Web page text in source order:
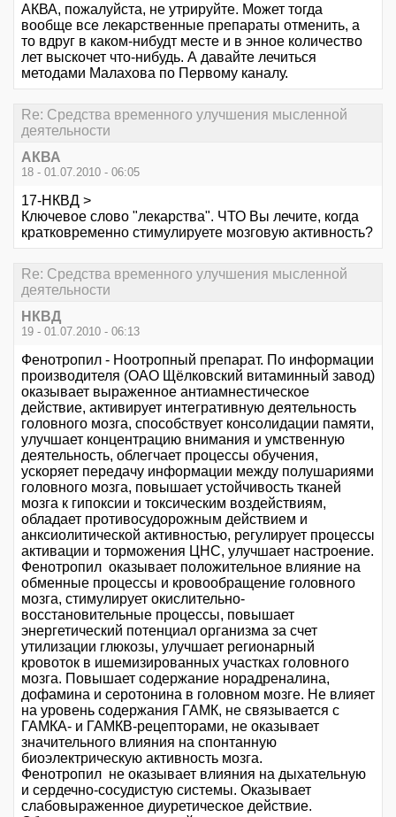
АКВА, пожалуйста, не утрируйте. Может тогда
вообще все лекарственные препараты отменить, а
то вдруг в каком-нибудт месте и в энное количество
лет выскочет что-нибудь. А давайте лечиться
методами Малахова по Первому каналу.
Re: Средства временного улучшения мысленной
деятельности
АКВА
18 - 01.07.2010 - 06:05
17-НКВД >
Ключевое слово "лекарства". ЧТО Вы лечите, когда
кратковременно стимулируете мозговую активность?
Re: Средства временного улучшения мысленной
деятельности
НКВД
19 - 01.07.2010 - 06:13
Фенотропил - Ноотропный препарат. По информации
производителя (ОАО Щёлковский витаминный завод)
оказывает выраженное антиамнестическое
действие, активирует интегративную деятельность
головного мозга, способствует консолидации памяти,
улучшает концентрацию внимания и умственную
деятельность, облегчает процессы обучения,
ускоряет передачу информации между полушариями
головного мозга, повышает устойчивость тканей
мозга к гипоксии и токсическим воздействиям,
обладает противосудорожным действием и
анксиолитической активностью, регулирует процессы
активации и торможения ЦНС, улучшает настроение.
Фенотропил оказывает положительное влияние на
обменные процессы и кровообращение головного
мозга, стимулирует окислительно-
восстановительные процессы, повышает
энергетический потенциал организма за счет
утилизации глюкозы, улучшает регионарный
кровоток в ишемизированных участках головного
мозга. Повышает содержание норадреналина,
дофамина и серотонина в головном мозге. Не влияет
на уровень содержания ГАМК, не связывается с
ГАМКA- и ГАМКB-рецепторами, не оказывает
значительного влияния на спонтанную
биоэлектрическую активность мозга.
Фенотропил не оказывает влияния на дыхательную
и сердечно-сосудистую системы. Оказывает
слабовыраженное диуретическое действие.